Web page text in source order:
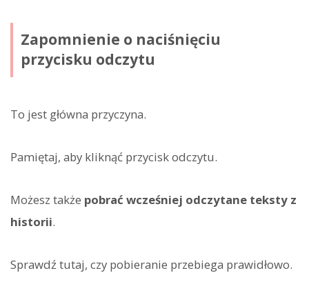
Zapomnienie o naciśnięciu
przycisku odczytu
To jest główna przyczyna.
Pamiętaj, aby kliknąć przycisk odczytu.
Możesz także pobrać wcześniej odczytane teksty z
historii.
Sprawdź tutaj, czy pobieranie przebiega prawidłowo.